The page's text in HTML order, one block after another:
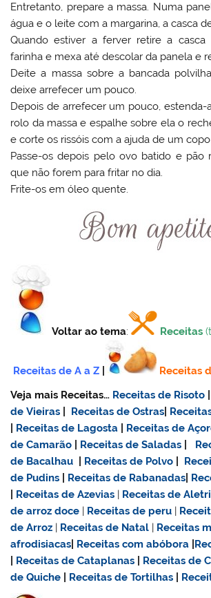
Entretanto, prepare a massa. Numa
água e o leite com a margarina, a casca
Quando estiver a ferver retire a
farinha e mexa até descolar da panela e
Deite a massa sobre a bancada
deixe arrefecer um pouco.
Depois de arrefecer um pouco,
rolo da massa e espalhe sobre ela o
e corte os rissóis com a ajuda de um
Passe-os depois pelo ovo batido e pão
que não forem para fritar no dia.
Frite-os em óleo quente.
Voltar ao tema: Receitas
Receitas de A a Z Receitas
Veja mais Receitas… Receitas de Risoto
de Vieiras
Receitas de Ostras
Receitas de Lagosta Receitas de
de Camarão
Receitas de Saladas
de Bacalhau
Receitas de Polvo
de Pudins
Receitas de Rabanadas
Receitas de Azevias | Receitas de
dearroz doce | Receitas de peru |
de Arroz | Receitas de Natal | Receitas
afrodisiacas Receitas com abóbora
Receitas de Cataplanas Receitas de
de Quiche
Receitas de Tortilhas